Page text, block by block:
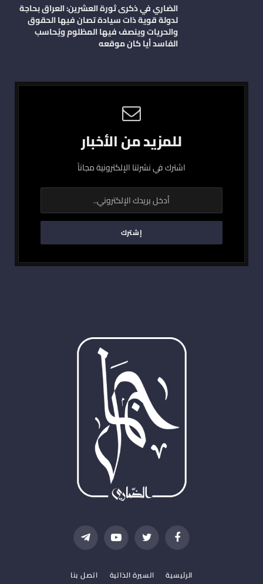
الضاري في ذكرى ثورة العشرين: العراق بحاجة
لدولة قوية ذات سيادة تصان فيها الحقوق
والحريات وينصف فيها المظلوم ويُحاسب
الفاسد أيا كان موقعه
للمزيد من الأخبار
اشترك في نشرتنا الإلكترونية مجاناً
فيسبوك تويتر يوتيوب تيلقرام
الرئيسية السيرة الذاتية اتصل بنا